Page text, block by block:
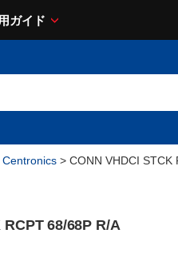
ガイド
> CONN VHDCI STCK
68/68P R/A